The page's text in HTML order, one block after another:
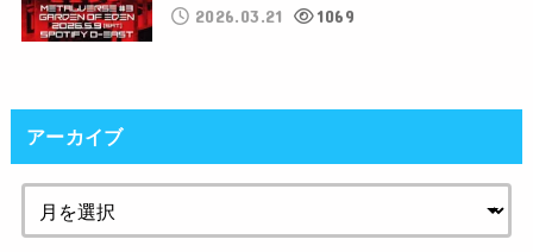
2026.03.21 1069
アーカイブ